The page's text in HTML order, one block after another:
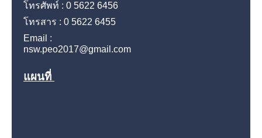
โทรศัพท์ : 0 5622 6456
โทรสาร : 0 5622 6455
Email :
nsw.peo2017@gmail.com
แผนที่